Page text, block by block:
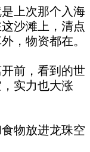
次那个入海
沙滩上，清点
，物资都在。
，看到的世
实力也大涨
放进龙珠空